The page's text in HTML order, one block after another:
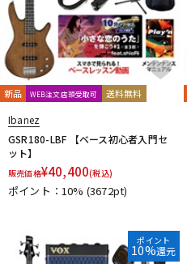
新品 WEB注文店頭受取可 送料無料
Ibanez
GSR180-LBF 【ベース初心者入門セ
ット】
販売価格¥40,400(税込)
ポイント：10% (3672pt)
ポイント
10%還元